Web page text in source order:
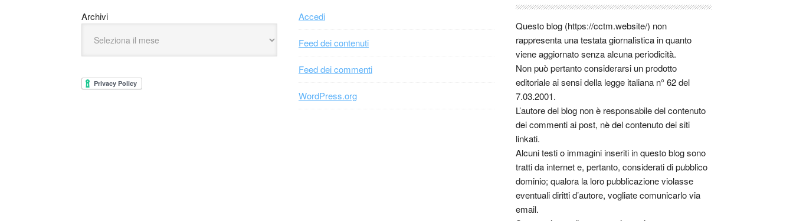
Archivi Accedi
Feed dei contenuti
Feed dei commenti
WordPress.org
Questo blog (https://cctm.website/) non
rappresenta una testata giornalistica in quanto
viene aggiornato senza alcuna periodicità.
Non può pertanto considerarsi un prodotto
editoriale ai sensi della legge italiana n° 62 del
7.03.2001.
L’autore del blog non è responsabile del contenuto
dei commenti ai post, nè del contenuto dei siti
linkati.
Alcuni testi o immagini inseriti in questo blog sono
tratti da internet e, pertanto, considerati di pubblico
dominio; qualora la loro pubblicazione violasse
eventuali diritti d’autore, vogliate comunicarlo via
email.